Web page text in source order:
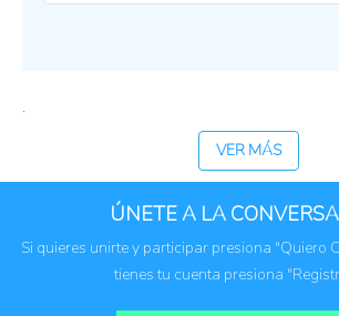
nivel mundial. A través del intercambio
.
VER MÁS
ÚNETE A LA
Si quieres unirte y participar presiona "Quiero
tienes tu cuenta presiona